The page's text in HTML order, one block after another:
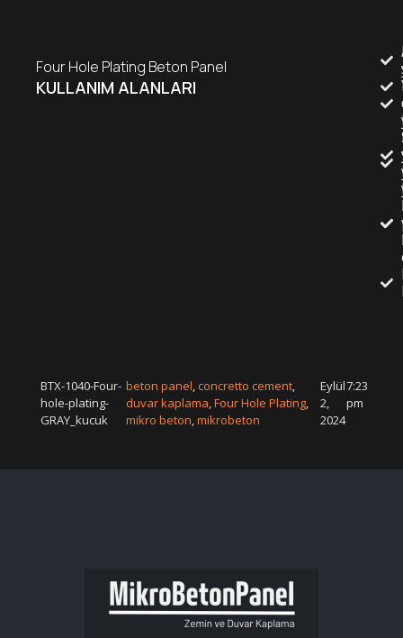
Four Hole Plating Beton Panel
KULLANIM ALANLARI
BTX-1040-Four-
hole-plating-
GRAY_kucuk
beton panel,concretto cement,
duvar kaplama,Four Hole Plating,
mikro beton,mikrobeton
Eylül
2,
2024
7:23
pm